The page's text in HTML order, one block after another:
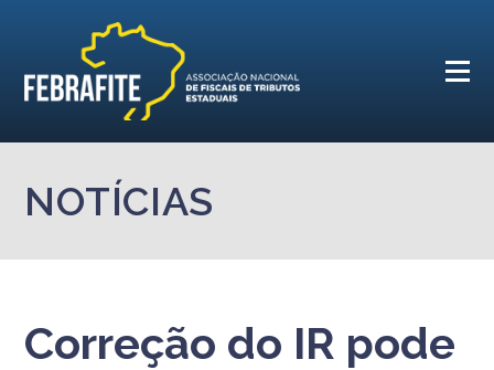
NOTÍCIAS
Correção do IR pode